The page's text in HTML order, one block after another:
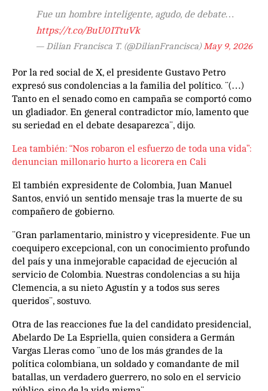
Fue un hombre inteligente, agudo, de debate…
https://t.co/BuU0ITtuVk
— Dilian Francisca T. (@DilianFrancisca)May 9, 2026
Por la red social de X, el presidente Gustavo Petro
expresó sus condolencias a la familia del político. ¨(…)
Tanto en el senado como en campaña se comportó como
un gladiador. En general contradictor mío, lamento que
su seriedad en el debate desaparezca¨, dijo.
Lea también: “Nos robaron el esfuerzo de toda una vida”:
denuncian millonario hurto a licorera en Cali
El también expresidente de Colombia, Juan Manuel
Santos, envió un sentido mensaje tras la muerte de su
compañero de gobierno.
¨Gran parlamentario, ministro y vicepresidente. Fue un
coequipero excepcional, con un conocimiento profundo
del país y una inmejorable capacidad de ejecución al
servicio de Colombia. Nuestras condolencias a su hija
Clemencia, a su nieto Agustín y a todos sus seres
queridos¨, sostuvo.
Otra de las reacciones fue la del candidato presidencial,
Abelardo De La Espriella, quien considera a Germán
Vargas Lleras como ¨uno de los más grandes de la
política colombiana, un soldado y comandante de mil
batallas, un verdadero guerrero, no solo en el servicio